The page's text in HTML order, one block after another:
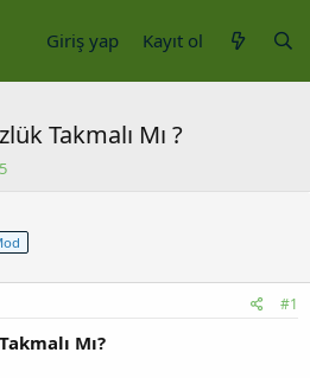
Giriş yap Kayıt ol
Takmalı Mı ?
#1
Mı?